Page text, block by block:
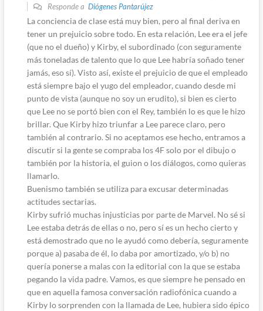
Responde a Diógenes Pantarújez
La conciencia de clase está muy bien, pero al final deriva en
tener un prejuicio sobre todo. En esta relación, Lee era el jefe
(que no el dueño) y Kirby, el subordinado (con seguramente
más toneladas de talento que lo que Lee habría soñado tener
jamás, eso sí). Visto así, existe el prejuicio de que el empleado
está siempre bajo el yugo del empleador, cuando desde mi
punto de vista (aunque no soy un erudito), si bien es cierto
que Lee no se portó bien con el Rey, también lo es que le hizo
brillar. Que Kirby hizo triunfar a Lee parece claro, pero
también al contrario. Si no aceptamos ese hecho, entramos a
discutir si la gente se compraba los 4F solo por el dibujo o
también por la historia, el guion o los diálogos, como quieras
llamarlo.
Buenismo también se utiliza para excusar determinadas
actitudes sectarias.
Kirby sufrió muchas injusticias por parte de Marvel. No sé si
Lee estaba detrás de ellas o no, pero sí es un hecho cierto y
está demostrado que no le ayudó como debería, seguramente
porque a) pasaba de él, lo daba por amortizado, y/o b) no
quería ponerse a malas con la editorial con la que se estaba
pegando la vida padre. Vamos, es que siempre he pensado en
que en aquella famosa conversación radiofónica cuando a
Kirby lo sorprenden con la llamada de Lee, hubiera sido épico